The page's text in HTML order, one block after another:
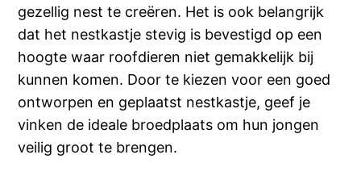
gezellig nest te creëren. Het is ook belangrijk
dat het nestkastje stevig is bevestigd op een
hoogte waar roofdieren niet gemakkelijk bij
kunnen komen. Door te kiezen voor een goed
ontworpen en geplaatst nestkastje, geef je
vinken de ideale broedplaats om hun jongen
veilig groot te brengen.